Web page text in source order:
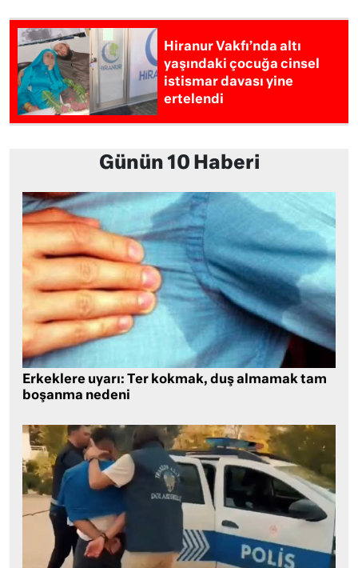
Hiranur Vakfı’nda altı
yaşındaki çocuğa cinsel
istismar davası yine
ertelendi
Günün 10 Haberi
Erkeklere uyarı: Ter kokmak, duş almamak tam
boşanma nedeni